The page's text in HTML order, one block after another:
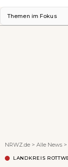
Themen im Fokus
NRWZ.de > Alle News >
LANDKREIS